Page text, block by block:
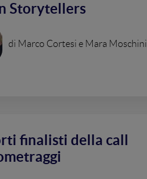
Storytellers
di Marco Cortesi e Mara Moschini
finalisti della call